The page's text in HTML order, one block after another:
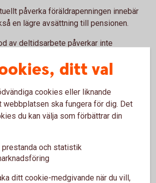
påverka föräldrapenningen innebär
en lägre avsättning till pensionen.
av deltidsarbete påverkar inte
tjänar minst pensionsrätt för barnår, det
till sin pension. Men blir man kvar i en
kommer pensionen
Falkenhäll.
på den lön man har under hela
att en längre period med lägre lön
lägre pension. Utöver det kan en lägre lön
det blir svårare att spara till sin pension
ditt val
cookies eller liknande
webbplatsen ska fungera för dig. Det
du kan välja som förbättrar din
prestanda och statistik
ditt cookie-medgivande när du vill,